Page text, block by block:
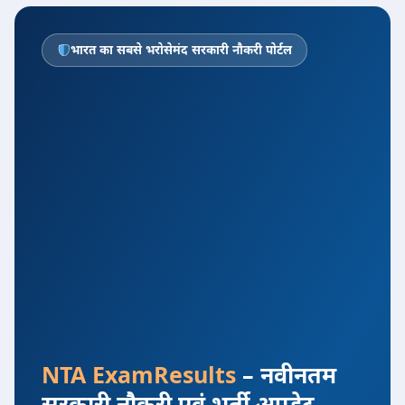
भारत का सबसे भरोसेमंद सरकारी नौकरी पोर्टल
NTA ExamResults – नवीनतम